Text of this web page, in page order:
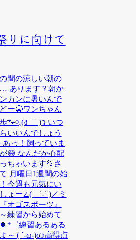
りに向けて
間の涼しい朝の
あります？朝か
カンに暑いんで
ー😤ワンちゃん
🐾𓏸𓈒(ง ˙˘˙ )ว いつ
いいんでしょう
あっ！飼っていま
😅 なんだか心配
ちゃいます💦さ
月曜日1週間の始
今週も元気にい
ょー∠( ˙-˙ )／ミ
オゴスポーツ』
練習から始めて
゜練習あるある
～ ( ´-ω-)σ♪高得点